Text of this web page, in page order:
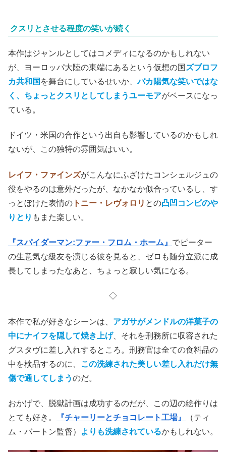
クスリとさせる程度の笑いが続く
本作はジャンルとしてはコメディになるのかもしれない
が、ヨーロッパ大陸の東端にあるという仮想の国 ズブロフ
カ共和国 を舞台にしているせいか、バカ陽気な笑いではな
く、ちょっとクスリとしてしまうユーモアがベースになっ
ている。
ドイツ・米国の合作という出自も影響しているのかもしれ
ないが、この独特の雰囲気はいい。
レイフ・ファインズがこんなにふざけたコンシェルジュの
役をやるのは意外だったが、なかなか似合っているし、す
っとぼけた表情の トニー・レヴォロリ との凸凹コンビのや
りとり もまた楽しい。
『スパイダーマン:ファー・フロム・ホーム』 でピーター
の生意気な級友を演じる彼を見ると、ゼロも随分立派に成
長してしまったなあと、ちょっと寂しい気になる。
◇
本作で私が好きなシーンは、 アガサがメンドルの洋菓子の
中にナイフを隠して焼き上げ、それを刑務所に収容された
グスタヴに差し入れするところ。刑務官は全ての食料品の
中を検品するのに、 この洗練された美しい差し入れだけ無
傷で通してしまうのだ。
おかげで、脱獄計画は成功するのだが、この辺の絵作りは
とても好き。
『チャーリーとチョコレート工場』
（ティ
ム・バートン監督）
よりも洗練されているかもしれない。